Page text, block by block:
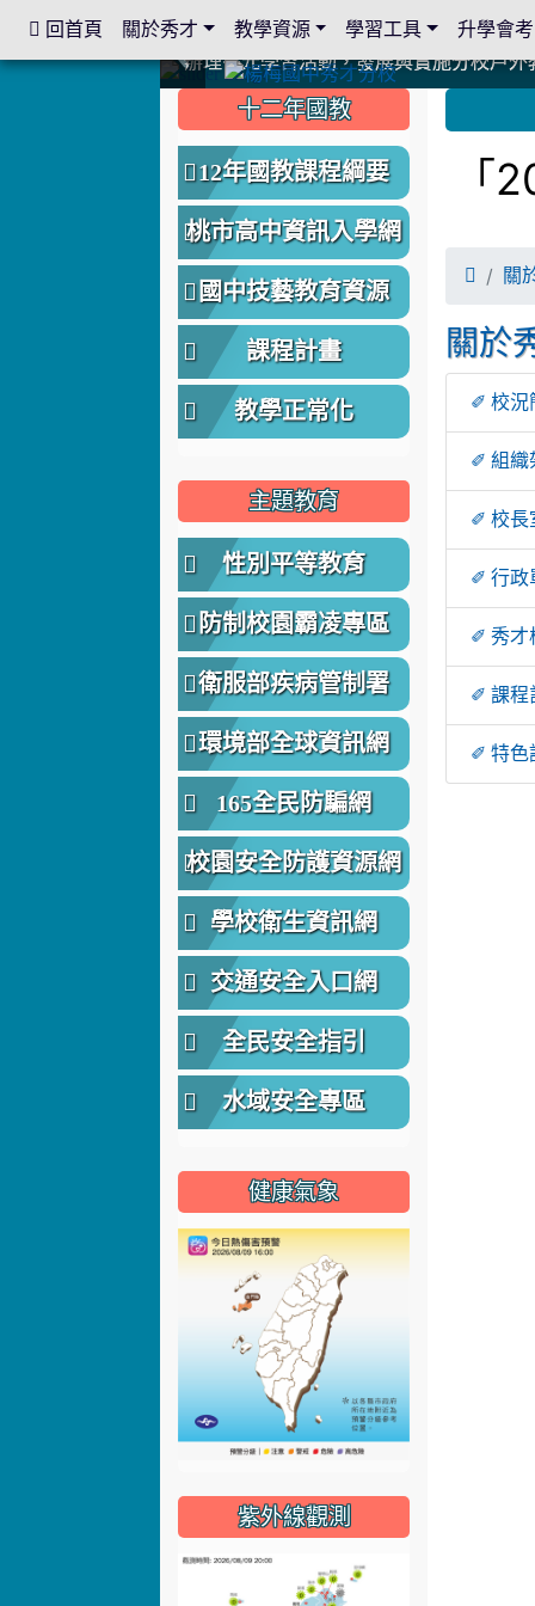
中國信託商業銀行 2023.04.22 愛傳球計畫
中國信託商業銀行 2023.04.22 愛傳球計畫
辦理多元學習活動，發展與實施分校戶外
辦理多元學習活動，發展與實施分校戶外
爭取社會資源，傳愛與溫暖：2024.3.19
爭取社會資源，傳愛與溫暖：2024.3.19
112學年度畢業學生與師長合照
112學年度畢業學生與師長合照
辦理多元學習活動，發展與實施分校戶外
辦理多元學習活動，發展與實施分校戶外
爭取社會資源，傳愛與溫暖：110.12.22
爭取社會資源，傳愛與溫暖：110.12.22
爭取社會資源，傳愛與溫暖：110.12.22
爭取社會資源，傳愛與溫暖：110.12.22
112.9.27參觀客家博覽會
112.9.27參觀客家博覽會
2023.12.27 國際獅子會贈送本校學生耶誕
2023.12.27 國際獅子會贈送本校學生耶誕
2023.12.27 國際獅子會贊助本校學生獎助
2023.12.27 國際獅子會贊助本校學生獎助
2023.12.27 聖誕感恩歌謠競賽；本校師
2023.12.27 聖誕感恩歌謠競賽；本校師
建置優質學習空間；合作互惠，建立良善
建置優質學習空間；合作互惠，建立良善
:::
「
 關
關於
✐ 校況
✐ 組織
✐ 校長
✐ 行政
✐ 秀才
✐ 課程
✐ 特色
::: 十二年國教
12年國教課程綱要
桃市高中資訊入學網
國中技藝教育資源
課程計畫
教學正常化
主題教育
性別平等教育
防制校園霸凌專區
衛服部疾病管制署
環境部全球資訊網
165全民防騙網
校園安全防護資源網
學校衛生資訊網
交通安全入口網
全民安全指引
水域安全專區
健康氣象
紫外線觀測
 回首頁 關於秀才 教學資源 學習工具 升學會考